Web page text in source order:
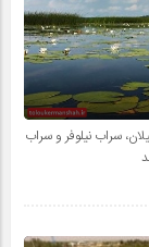
سراب نیلوفر و سراب